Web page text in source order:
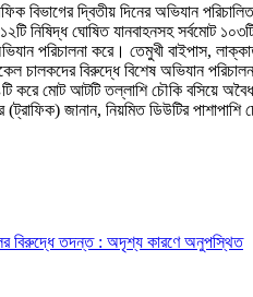
বিভাগের দ্বিতীয় দিনের অভিযান
নিষিদ্ধ ঘোষিত যানবাহনসহ
পরিচালনা করে। তেমুখী বাইপাস,
চালকদের বিরুদ্ধে বিশেষ অভিযান
করে মোট আটটি তল্লাশি চৌকি বসিয়ে
জানান, নিয়মিত ডিউটির পাশাপাশি
বিরুদ্ধে তদন্ত : অদৃশ্য কারণে অনুপস্থিত